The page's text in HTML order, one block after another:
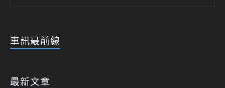
車訊最前線
最新文章